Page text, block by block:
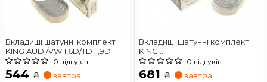
Вкладиші шатунні комплект
KING AUDI/VW 1,6D/TD-1,9D
0 відгуків
544 ₴ завтра
Вкладиші шатунні комплект
KING
AUDI/FORD/SEAT/SKODA/VW
1,9D/TD
0 відгуків
681 ₴ завтра